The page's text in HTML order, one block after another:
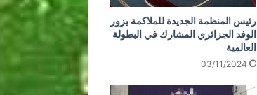
رئيس المنظمة الجديدة للملاكمة يزور
الوفد الجزائري المشارك في البطولة
العالمية
03/11/2024